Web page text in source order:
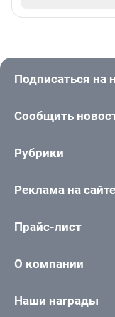
Подписаться на
Сообщить
Рубрики
Реклама на сайте
Прайс-лист
О компании
Наши награды